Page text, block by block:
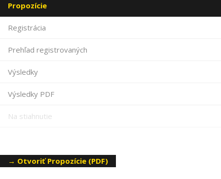
Propozície
Registrácia
Prehľad registrovaných
Výsledky
Výsledky PDF
Na stiahnutie
→ Otvoriť Propozície (PDF)